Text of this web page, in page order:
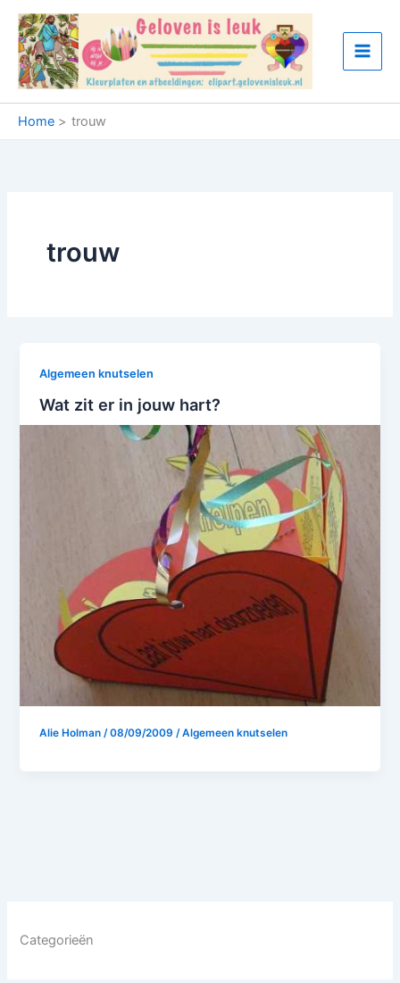
naar
inhoud
Home trouw
Categorieën
trouw
Algemeen knutselen
Wat zit er in jouw hart?
Alie Holman/08/09/2009/Algemeen knutselen